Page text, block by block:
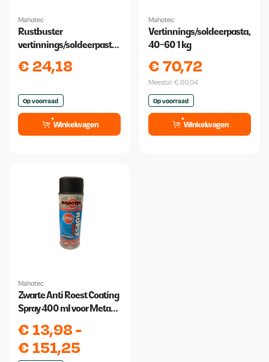
Mahotec
Rustbuster
vertinnings/soldeerpasta,
kwast
€24,18
Op voorraad
Winkelwagen
Mahotec
Vertinnings/soldeerpasta,
40-60 1 kg
€70,72
Meestal:€ 80,04
Op voorraad
Winkelwagen
Mahotec
Zwarte Anti Roest Coating
Spray 400 ml voor Metaal |
€13,98-
€151,25